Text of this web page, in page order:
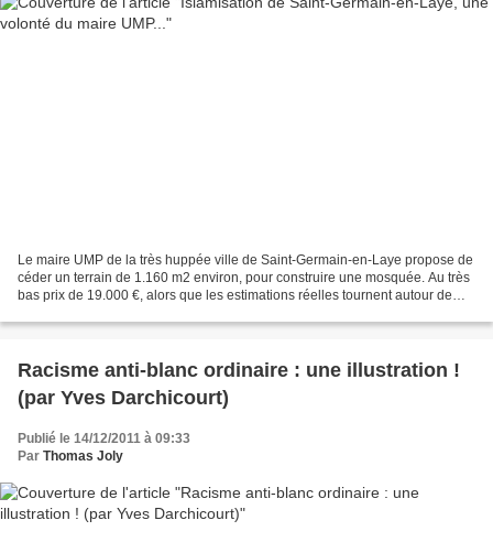
Le maire UMP de la très huppée ville de Saint-Germain-en-Laye propose de
céder un terrain de 1.160 m2 environ, pour construire une mosquée. Au très
bas prix de 19.000 €, alors que les estimations réelles tournent autour de
Racisme anti-blanc ordinaire : une illustration !
(par Yves Darchicourt)
Publié le 14/12/2011 à 09:33
Par Thomas Joly